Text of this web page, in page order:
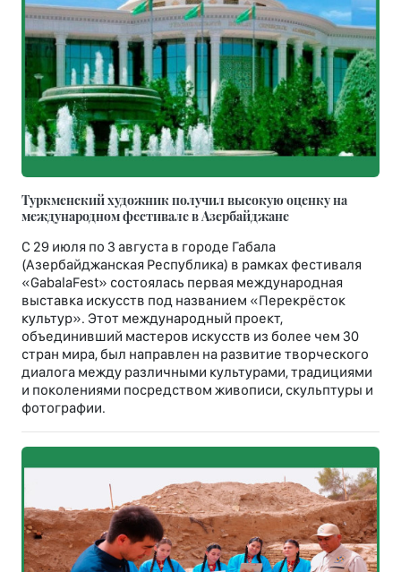
Туркменский художник получил высокую оценку на
международном фестивале в Азербайджане
С 29 июля по 3 августа в городе Габала
(Азербайджанская Республика) в рамках фестиваля
«GabalaFest» состоялась первая международная
выставка искусств под названием «Перекрёсток
культур». Этот международный проект,
объединивший мастеров искусств из более чем 30
стран мира, был направлен на развитие творческого
диалога между различными культурами, традициями
и поколениями посредством живописи, скульптуры и
фотографии.